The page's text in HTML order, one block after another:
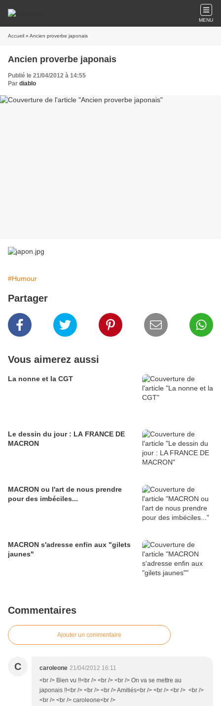
MENU
Accueil » Ancien proverbe japonais
Ancien proverbe japonais
Publié le 21/04/2012 à 14:55
Par diablo
#Humour
Partager
Vous aimerez aussi
La nonne et la CGT
Le dessin du jour : LA FRANCE DE
MACRON
MACRON ou l'art de nous prendre
pour des imbéciles...
MACRON s'adresse enfin aux "gilets
jaunes"
Commentaires
Ajouter un commentaire
C caroleone 21/04/2012 16:11
<br /> Bien vu !!<br /> <br /> <br /> On va se mettre au
japonais !!<br /> <br /> <br /> Amitiés<br /> <br /> <br /> <br />
<br /> <br /> caroleone<br />